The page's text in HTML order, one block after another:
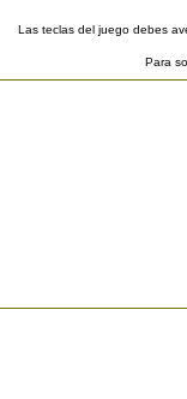
Las teclas del juego debes
Para